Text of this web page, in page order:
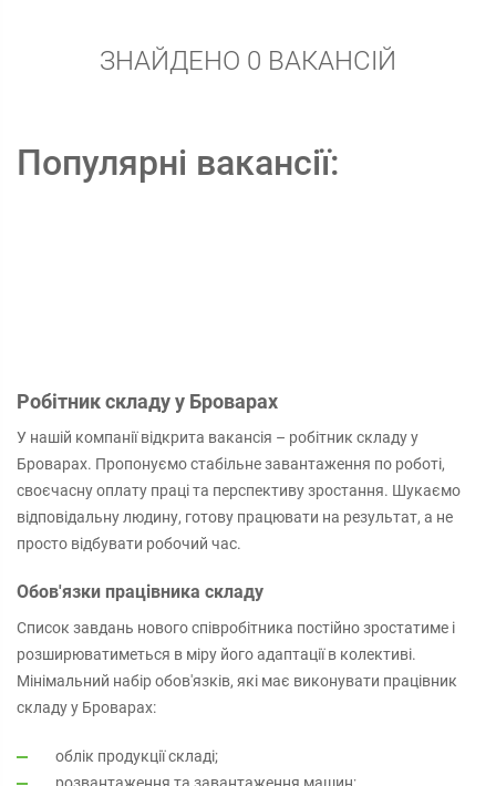
ЗНАЙДЕНО 0 ВАКАНСІЙ
Популярні вакансії:
Робітник складу у Броварах
У нашій компанії відкрита вакансія – робітник складу у
Броварах. Пропонуємо стабільне завантаження по роботі,
своєчасну оплату праці та перспективу зростання. Шукаємо
відповідальну людину, готову працювати на результат, а не
просто відбувати робочий час.
Обов'язки працівника складу
Список завдань нового співробітника постійно зростатиме і
розширюватиметься в міру його адаптації в колективі.
Мінімальний набір обов'язків, які має виконувати працівник
складу у Броварах:
облік продукції складі;